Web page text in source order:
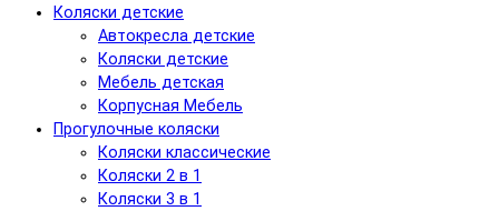
Коляски детские
Автокресла детские
Коляски детские
Мебель детская
Корпусная Мебель
Прогулочные коляски
Коляски классические
Коляски 2 в 1
Коляски 3 в 1